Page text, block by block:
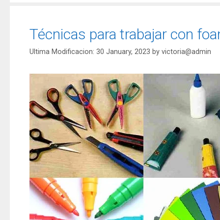
Técnicas para trabajar con
30 January, 2023 by victoria@admin